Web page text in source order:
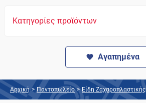
Κατηγορίες προϊόντων
Αγαπημένα
Αρχική > Παντοπωλείο > Είδη Ζαχαροπλαστικής